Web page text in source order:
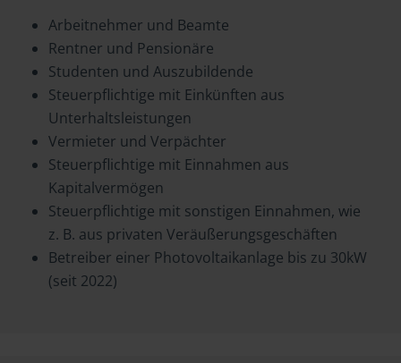
Arbeitnehmer und Beamte
Rentner und Pensionäre
Studenten und Auszubildende
Steuerpflichtige mit Einkünften aus
Unterhaltsleistungen
Vermieter und Verpächter
Steuerpflichtige mit Einnahmen aus
Kapitalvermögen
Steuerpflichtige mit sonstigen Einnahmen, wie
z. B. aus privaten Veräußerungsgeschäften
Betreiber einer Photovoltaikanlage bis zu 30kW
(seit 2022)